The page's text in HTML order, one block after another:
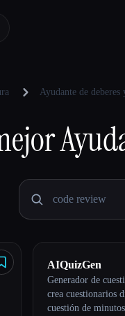
Ayudante de deberes
AIQuizGen
Generador de
crea cuestionarios
cuestión de